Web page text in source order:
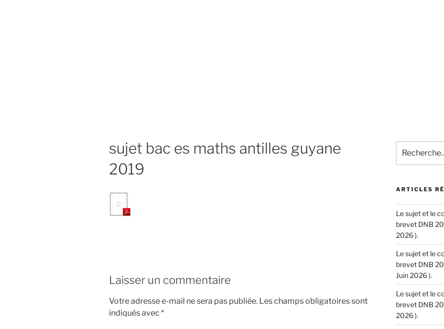
sujet bac es maths antilles guyane
2019
Laisser un commentaire
Votre adresse e-mail ne sera pas publiée. Les champs obligatoires sont
indiqués avec *
pour
:
ARTICLES
Le sujet et le
brevet DNB
2026 ).
Le sujet et le
brevet DNB
Juin 2026 ).
Le sujet et le
brevet DNB
2026 ).